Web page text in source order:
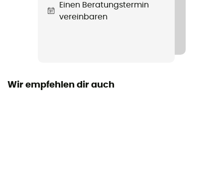
Wasserdichtigkeit
Kapuze
Einen Beratungstermin
vereinbaren
Wir empfehlen dir auch